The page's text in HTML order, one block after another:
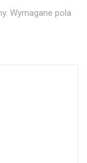
Wymagane pola